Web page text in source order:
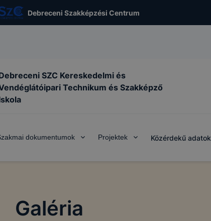
Debreceni Szakképzési Centrum
SZC Kereskedelmi és
Technikum és Szakképző
dokumentumok Projektek Közérdekű adatok
Galéria